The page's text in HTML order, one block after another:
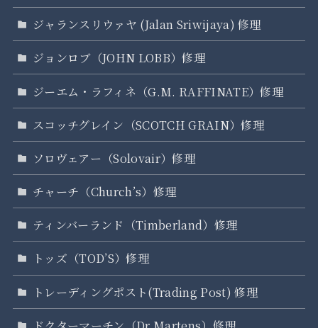
ジャランスリウァヤ (Jalan Sriwijaya) 修理
ジョンロブ（JOHN LOBB）修理
ジーエム・ラフィネ（G.M. RAFFINATE）修理
スコッチグレイン（SCOTCH GRAIN）修理
ソロヴェアー（Solovair）修理
チャーチ（Church’s）修理
ティンバーランド（Timberland）修理
トッズ（TOD’S）修理
トレーディングポスト(Trading Post) 修理